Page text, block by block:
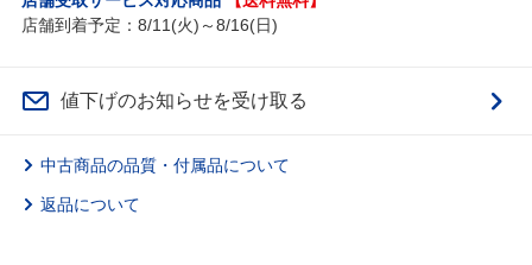
店舗到着予定：8/11(火)～8/16(日)
値下げのお知らせを受け取る
中古商品の品質・付属品について
返品について